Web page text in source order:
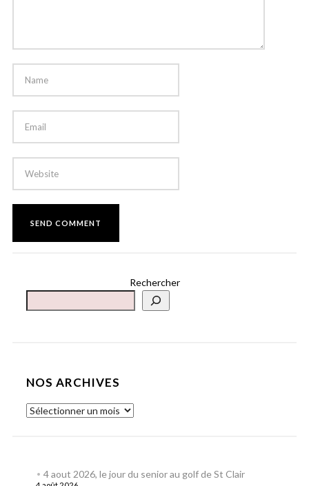
Rechercher
NOS ARCHIVES
4 aout 2026, le jour du senior au golf de St Clair